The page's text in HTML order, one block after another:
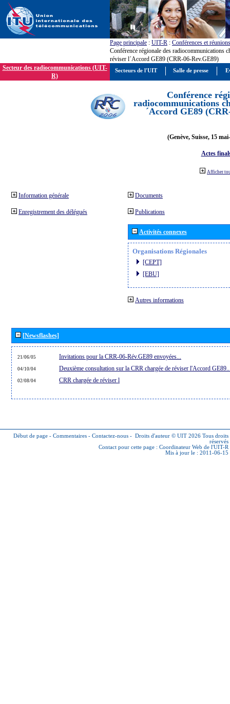
Page principale : UIT-R : Conférences et réunions
Conférence régionale des radiocommunications
réviser l´Accord GE89 (CRR-06-Rev.GE89)
Secteur des radiocommunications (UIT-
R)
Conférence
radiocommunications
´Accord GE89
(Genève, Suisse, 15
Actes
Afficher
Information générale
Enregistrement des délégués
Documents
Publications
Activités connexes
Organisations Régionales
[CEPT]
[EBU]
Autres informations
[Newsflashes]
21/06/05 Invitations pour la CRR-06-Rév.GE89 envoyées...
04/10/04 Deuxième consultation sur la CRR chargée de réviser l'Accord
02/08/04 CRR chargée de réviser l
Début de page - Commentaires - Contactez-nous - Droits d'auteur © UIT 2026 Tous droits
réservés
Contact pour cette page : Coordinateur Web de l'UIT-R
Mis à jour le : 2011-06-15
Secteurs de l'UIT Salle de presse